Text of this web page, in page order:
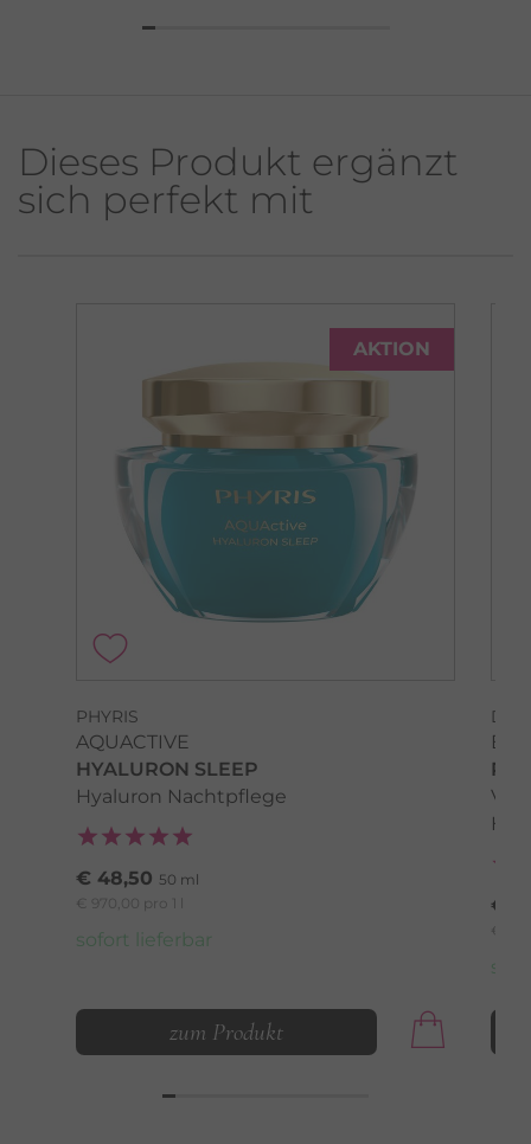
Dieses Produkt ergänzt
sich perfekt mit
AKTION
PHYRIS
AQUACTIVE
HYALURON SLEEP
Hyaluron Nachtpflege
€ 48,50 50 ml
€ 970,00 pro 1 l
sofort lieferbar
zum Produkt
DR.
€
€